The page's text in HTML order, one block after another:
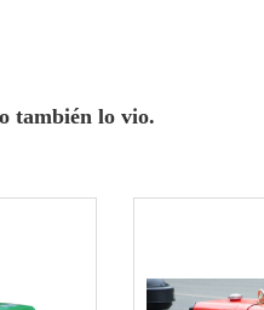
también lo vio.